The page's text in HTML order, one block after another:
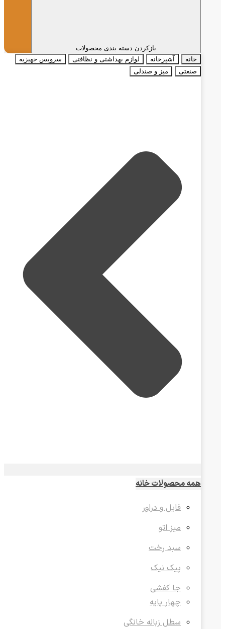
بازکردن دسته بندی محصولات
خانه
آشپزخانه لوازم بهداشتی و نظافتی
سرویس جهیزیه
صنعتی
میز و صندلی
همه محصولات خانه
فایل و دراور
میز اتو
سبد رخت
پیک نیک
جا کفشی
چهار پایه
سطل زباله خانگی